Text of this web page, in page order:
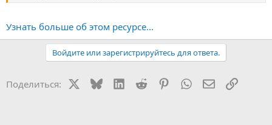
Узнать больше об этом ресурсе...
Войдите или зарегистрируйтесь для ответа.
Поделиться: BlueskyLinkedIn
Reddit PinterestWhatsApp Ссылка